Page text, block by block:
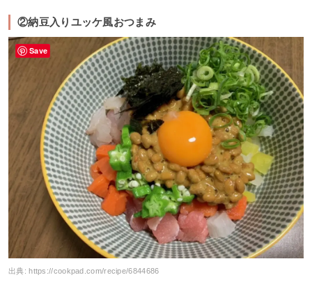
②納豆入りユッケ風おつまみ
出典: https://cookpad.com/recipe/6844686
Save